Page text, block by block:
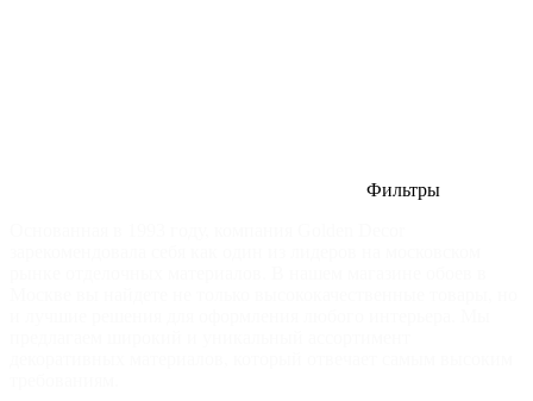
Фильтры